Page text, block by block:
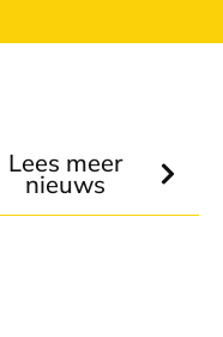
Lees meer
nieuws